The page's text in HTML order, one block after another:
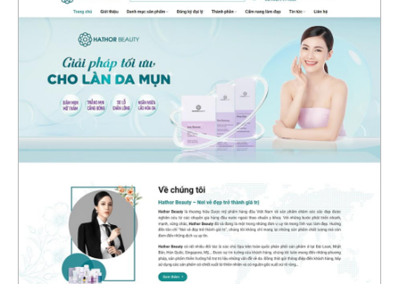
47336
CHI TIẾT